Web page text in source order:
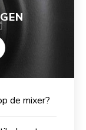
de mixer?